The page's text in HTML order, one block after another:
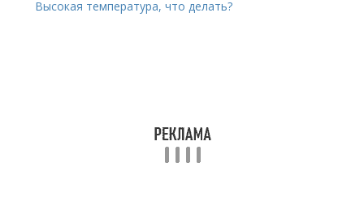
Высокая температура, что делать?